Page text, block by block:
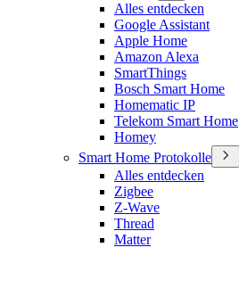
Alles entdecken
Google Assistant
Apple Home
Amazon Alexa
SmartThings
Bosch Smart Home
Homematic IP
Telekom Smart Home
Homey
Smart Home Protokolle
Alles entdecken
Zigbee
Z-Wave
Thread
Matter